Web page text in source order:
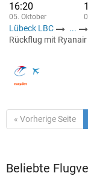
16:20
05. Oktober
Lübeck LBC ...
Rückflug mit
« Vorherige Seite
Beliebte